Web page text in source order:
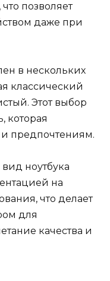
позволяет
даже при
в нескольких
классический
Этот выбор
которая
и предпочтениям.
ноутбука
на
что делает
для
качества и